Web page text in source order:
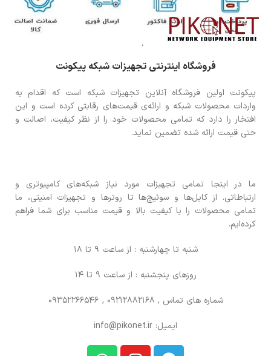
فروشگاه اینترنتی تجهیزات شبکه پیکونت
پیکونت اولین فروشگاه آنلاین تجهیزات شبکه است که اقدام به
واردات محصولات شبکه و ارائه‌ی قیمت‌های رقابتی کرده است و این
افتخار را دارد که تمامی محصولات خود را از نظر کیفیت، اصالت و
حتی قیمت ارائه شده تضمین نماید.
ما در اینجا تمامی تجهیزات مورد نیاز شبکه‌های کامپیوتری و
ارتباطاتی. از کابل‌ها و سوئیچ‌ها تا روترها و تجهیزات امنیتی، ما
تمامی محصولات را با کیفیت بالا و قیمت مناسب برای شما فراهم
کرده‌ایم.
شنبه تا چهارشنبه : از ساعت 9 تا 18
روزهای پنجشنبه : از ساعت 9 تا 14
شماره های تماس , 09212882168 , 09352266546
ایمیل: info@pikonet.ir